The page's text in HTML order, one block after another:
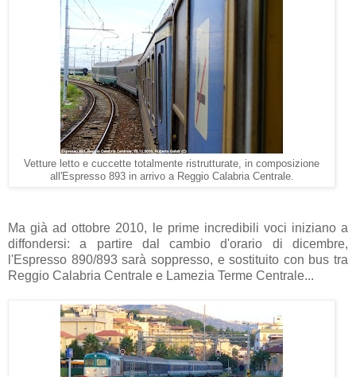
Vetture letto e cuccette totalmente ristrutturate, in composizione
all'Espresso 893 in arrivo a Reggio Calabria Centrale.
Ma già ad ottobre 2010, le prime incredibili voci iniziano a
diffondersi: a partire dal cambio d'orario di dicembre,
l'Espresso 890/893 sarà soppresso, e sostituito con bus tra
Reggio Calabria Centrale e Lamezia Terme Centrale...